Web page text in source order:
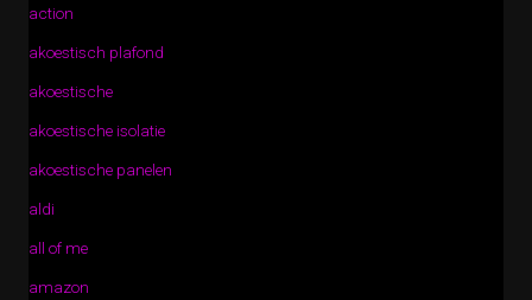
action
akoestisch plafond
akoestische
akoestische isolatie
akoestische panelen
aldi
all of me
amazon